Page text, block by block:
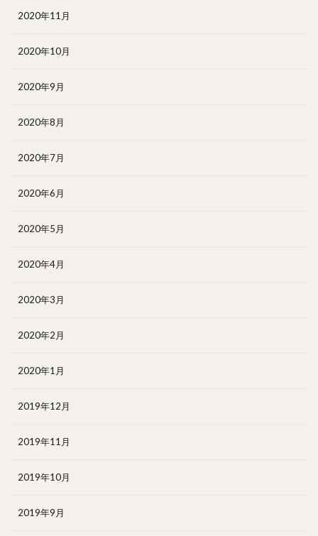
2020年11月
2020年10月
2020年9月
2020年8月
2020年7月
2020年6月
2020年5月
2020年4月
2020年3月
2020年2月
2020年1月
2019年12月
2019年11月
2019年10月
2019年9月